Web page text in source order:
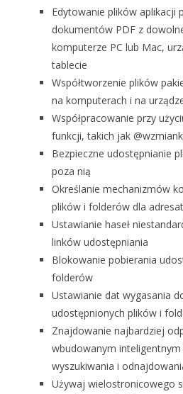
Edytowanie plików aplikacji
dokumentów PDF z
komputerze PC lub Mac,
tablecie
Współtworzenie plików
na komputerach i na
Współpracowanie przy
funkcji, takich jak
Bezpieczne udostępnianie
poza nią
Określanie mechanizmów
plików i folderów dla
Ustawianie haseł
linków udostępniania
Blokowanie pobierania
folderów
Ustawianie dat wygasania
udostępnionych plików i
Znajdowanie najbardziej
wbudowanym
wyszukiwania i
Używaj wielostronicowego